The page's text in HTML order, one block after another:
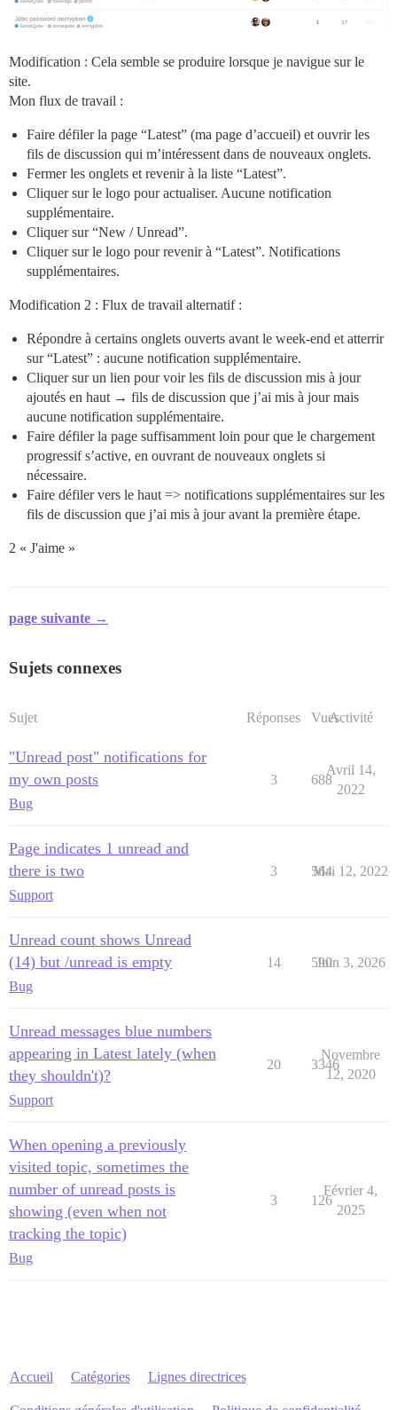
Modification : Cela semble se produire lorsque je navigue sur le
site.
Mon flux de travail :
Faire défiler la page “Latest” (ma page d’accueil) et ouvrir les
fils de discussion qui m’intéressent dans de nouveaux onglets.
Fermer les onglets et revenir à la liste “Latest”.
Cliquer sur le logo pour actualiser. Aucune notification
supplémentaire.
Cliquer sur “New / Unread”.
Cliquer sur le logo pour revenir à “Latest”. Notifications
supplémentaires.
Modification 2 : Flux de travail alternatif :
Répondre à certains onglets ouverts avant le week-end et atterrir
sur “Latest” : aucune notification supplémentaire.
Cliquer sur un lien pour voir les fils de discussion mis à jour
ajoutés en haut → fils de discussion que j’ai mis à jour mais
aucune notification supplémentaire.
Faire défiler la page suffisamment loin pour que le chargement
progressif s’active, en ouvrant de nouveaux onglets si
nécessaire.
Faire défiler vers le haut => notifications supplémentaires sur les
fils de discussion que j’ai mis à jour avant la première étape.
2 « J'aime »
page suivante →
Sujets connexes
Sujet Réponses VuesActivité
"Unread post" notifications for
my own posts
Bug
3 688
Avril 14,
2022
Page indicates 1 unread and
there is two
Support
3 564
Mai 12, 2022
Unread count shows Unread
(14) but /unread is empty
Bug
14 590
Juin 3, 2026
Unread messages blue numbers
appearing in Latest lately (when
they shouldn't)?
Support
20 3346
Novembre
12, 2020
When opening a previously
visited topic, sometimes the
number of unread posts is
showing (even when not
tracking the topic)
Bug
3 126
Février 4,
2025
Accueil Catégories Lignes directrices